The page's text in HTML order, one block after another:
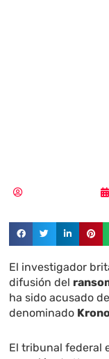
El investigador
difusión del
ha sido acusado
denominado
El tribunal federal